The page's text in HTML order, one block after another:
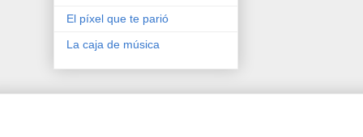
El píxel que te parió
La caja de música